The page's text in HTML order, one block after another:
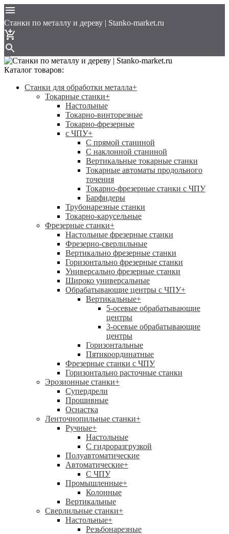
Cтанки по металлу и дереву | Stanko-market.ru
Каталог товаров:
Станки для обработки металла+
Токарные станки+
Настольные
Токарно-винторезные
Токарно-фрезерные
с ЧПУ+
С прямой станиной
C наклонной станиной
Вертикальные токарные станки
Токарные автоматы продольного
точения
Токарно-фрезерные станки с ЧПУ
Барфидеры
Трубонарезные станки
Токарно-карусельные
Фрезерные станки+
Настольные фрезерные станки
Фрезерно-сверлильные
Вертикально фрезерные станки
Горизонтально фрезерные станки
Универсально фрезерные станки
Широко универсальные
Обрабатывающие центры с ЧПУ+
Вертикальные+
5-осевые обрабатывающие
центры
3-осевые обрабатывающие
центры
Горизонтальные
Пятикоординатные
Фрезерные станки с ЧПУ
Горизонтально расточные станки
Эрозионные станки+
Супердрели
Прошивные
Оснастка
Ленточнопильные станки+
Ручные+
Настольные
С гидроразгрузкой
Полуавтоматические
Автоматические+
С ЧПУ
Промышленные+
Колонные
Вертикальные
Сверлильные станки+
Настольные+
Резьбонарезные